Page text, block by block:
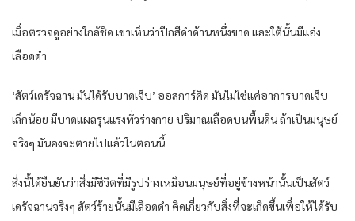
เมื่อตรวจดูอย่างใกล้ชิด เขาเห็นว่าปีกสีดำด้านหนึ่งขาด และใต้นั้นมีแอ่ง
เลือดดำ
‘สัตว์เดรัจฉาน มันได้รับบาดเจ็บ’ ออสการ์คิด มันไม่ใช่แค่อาการบาดเจ็บ
เล็กน้อย มีบาดแผลรุนแรงทั่วร่างกาย ปริมาณเลือดบนพื้นดิน ถ้าเป็นมนุษย์
จริงๆ มันคงจะตายไปแล้วในตอนนี้
สิ่งนี้ได้ยืนยันว่าสิ่งมีชีวิตที่มีรูปร่างเหมือนมนุษย์ที่อยู่ข้างหน้านั้นเป็นสัตว์
เดรัจฉานจริงๆ สัตว์ร้ายนั้นมีเลือดดำ คิดเกี่ยวกับสิ่งที่จะเกิดขึ้นเพื่อให้ได้รับ